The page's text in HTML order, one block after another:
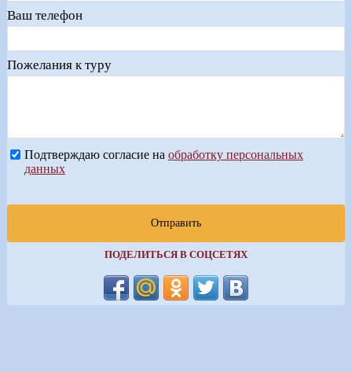
Ваш телефон
Пожелания к туру
Подтверждаю согласие на обработку персональных
данных
Отправить
ПОДЕЛИТЬСЯ В СОЦСЕТЯХ